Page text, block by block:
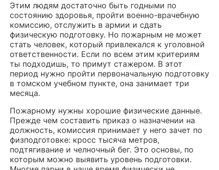
Этим людям достаточно быть годными по
состоянию здоровья, пройти военно-врачебную
комиссию, отслужить в армии и сдать
физическую подготовку. Но пожарным не может
стать человек, который привлекался к уголовной
ответственности. Если по всем этим критериям
ты подходишь, то примут стажером. В этот
период нужно пройти первоначальную подготовку
в томском учебном пункте, она занимает три
месяца.
Пожарному нужны хорошие физические данные.
Прежде чем составить приказ о назначении на
должность, комиссия принимает у него зачет по
физподготовке: кросс тысяча метров,
подтягивание и челночный бег. Это основы, по
которым можно выявить уровень подготовки.